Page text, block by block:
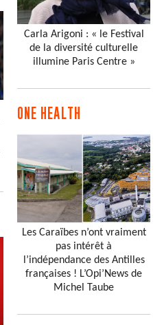
Carla Arigoni : « le Festival
de la diversité culturelle
illumine Paris Centre »
ONE HEALTH
Les Caraïbes n’ont vraiment
pas intérêt à
l’indépendance des Antilles
françaises ! L’Opi’News de
Michel Taube